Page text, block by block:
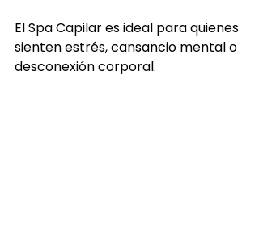
El Spa Capilar es ideal para quienes
sienten estrés, cansancio mental o
desconexión corporal.